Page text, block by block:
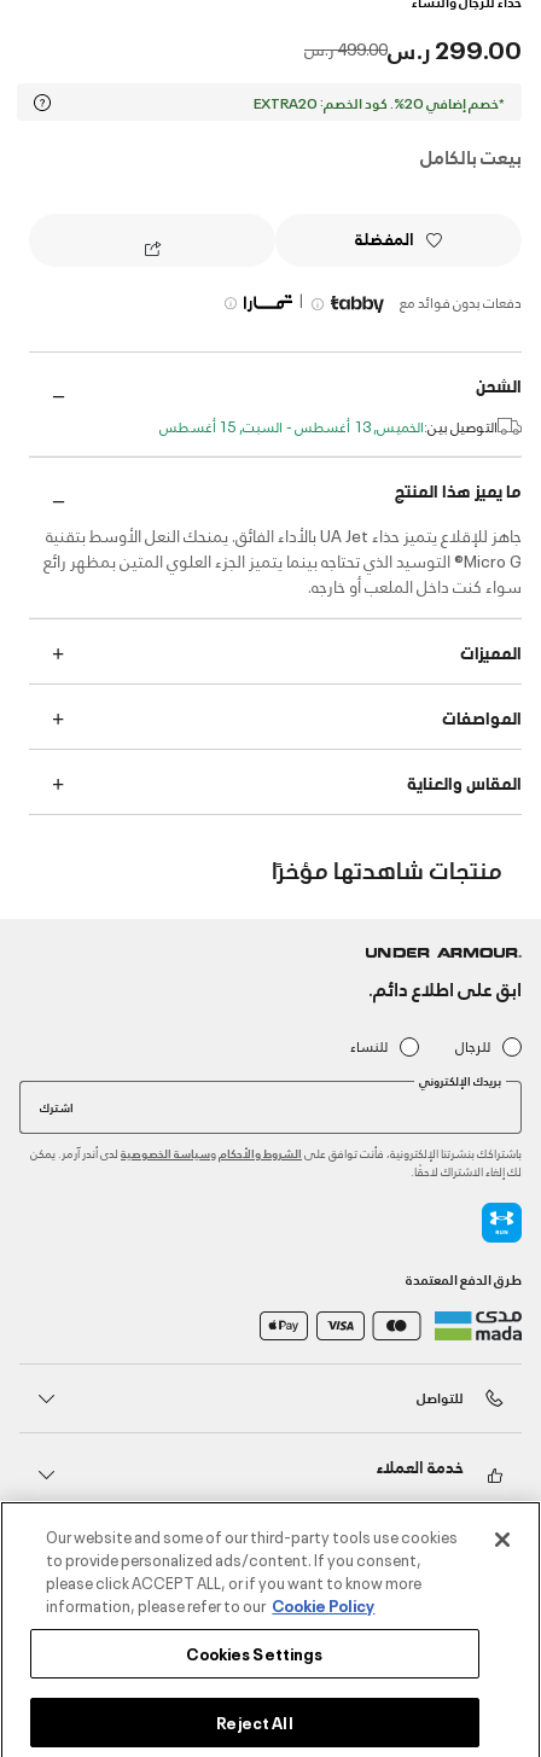
299.00 ر.س Price reduced from
499.00 ر.س to
*خصم إضافي 20%. كود الخصم: EXTRA20
بيعت بالكامل
المفضلة
دفعات بدون فوائد مع |
الشحن
التوصيل بين:الخميس, 13 أغسطس - السبت, 15 أغسطس
ما يميز هذا المنتج
جاهز للإقلاع يتميز حذاء UA Jet بالأداء الفائق. يمنحك النعل الأوسط بتقنية
Micro G® التوسيد الذي تحتاجه بينما يتميز الجزء العلوي المتين بمظهر رائع
سواء كنت داخل الملعب أو خارجه.
المميزات
المواصفات
المقاس والعناية
منتجات شاهدتها مؤخرًا
ابق على اطلاع دائم.
للرجال للنساء
بريدك الإلكتروني
اشترك
باشتراكك بنشرتنا الإلكترونية، فأنت توافق على الشروط والأحكام وسياسة الخصوصية لدى أندر آرمر. يمكن
لك إلغاء الاشتراك لاحقًا.
طرق الدفع المعتمدة
للتواصل
خدمة العملاء
حول أندر آرمر
أندر آرمر على الشبكات الاجتماعية
Our website and some of our third-party tools use cookies
to provide personalized ads/content. If you consent,
please click ACCEPT ALL, or if you want to know more
information, please refer to our Cookie Policy
Cookies Settings
Reject All